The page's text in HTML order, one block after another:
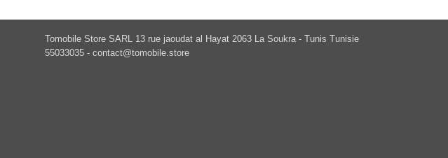
Tomobile Store SARL 13 rue jaoudat al Hayat 2063 La Soukra - Tunis Tunisie
55033035 - contact@tomobile.store